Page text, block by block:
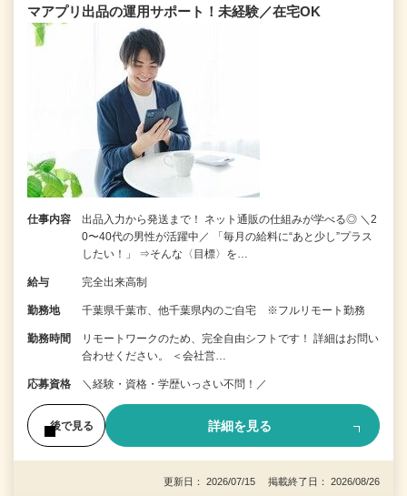
マアプリ出品の運用サポート！未経験／在宅OK
仕事内容
出品入力から発送まで！ ネット通販の仕組みが学べる◎ ＼2
0〜40代の男性が活躍中／ 「毎月の給料に“あと少し”プラス
したい！」 ⇒そんな〈目標〉を…
給与 完全出来高制
勤務地 千葉県千葉市、他千葉県内のご自宅 ※フルリモート勤務
勤務時間
リモートワークのため、完全自由シフトです！ 詳細はお問い
合わせください。 ＜会社営…
応募資格 ＼経験・資格・学歴いっさい不問！／
後で見る 詳細を見る
更新日： 2026/07/15 掲載終了日： 2026/08/26